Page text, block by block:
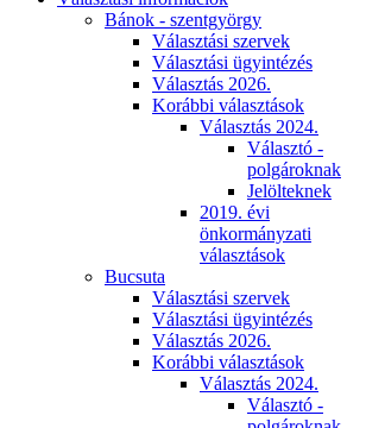
Bánok - szentgyörgy
Választási szervek
Választási ügyintézés
Választás 2026.
Korábbi választások
Választás 2024.
Választó -
polgároknak
Jelölteknek
2019. évi
önkormányzati
választások
Bucsuta
Választási szervek
Választási ügyintézés
Választás 2026.
Korábbi választások
Választás 2024.
Választó -